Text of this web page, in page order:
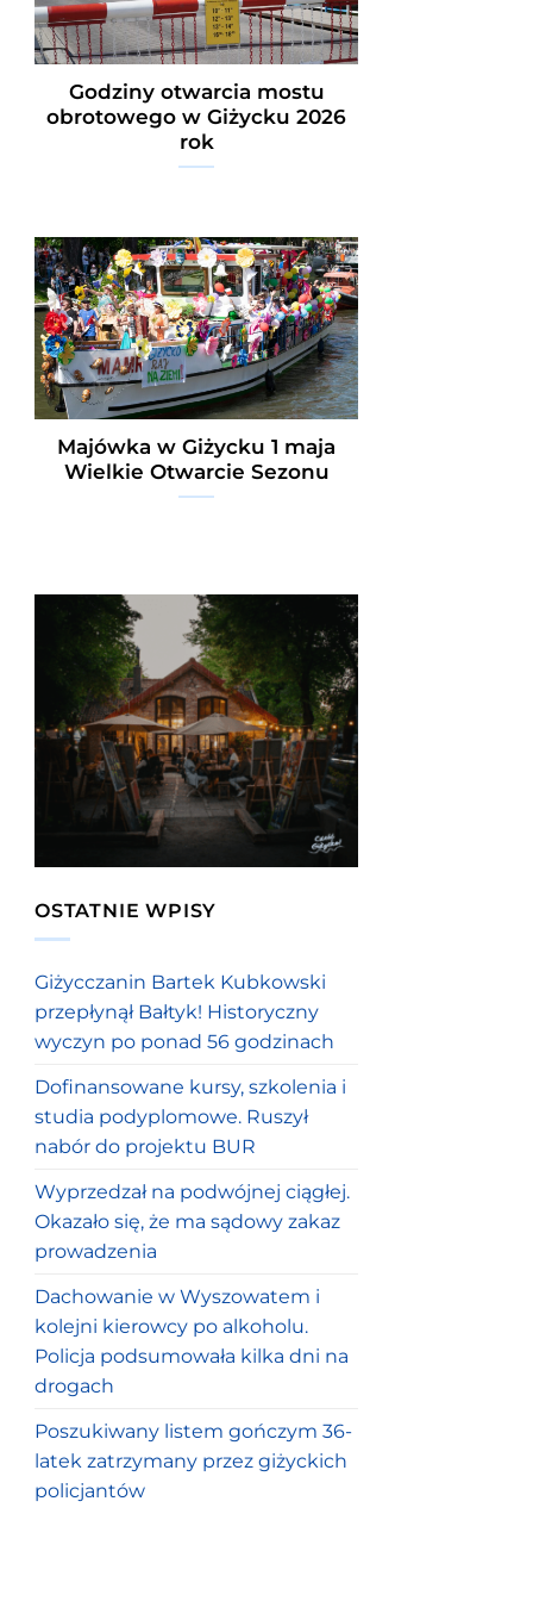
Godziny otwarcia mostu
obrotowego w Giżycku 2026
rok
Majówka w Giżycku 1 maja
Wielkie Otwarcie Sezonu
OSTATNIE WPISY
Giżycczanin Bartek Kubkowski
przepłynął Bałtyk! Historyczny
wyczyn po ponad 56 godzinach
Dofinansowane kursy, szkolenia i
studia podyplomowe. Ruszył
nabór do projektu BUR
Wyprzedzał na podwójnej ciągłej.
Okazało się, że ma sądowy zakaz
prowadzenia
Dachowanie w Wyszowatem i
kolejni kierowcy po alkoholu.
Policja podsumowała kilka dni na
drogach
Poszukiwany listem gończym 36-
latek zatrzymany przez giżyckich
policjantów